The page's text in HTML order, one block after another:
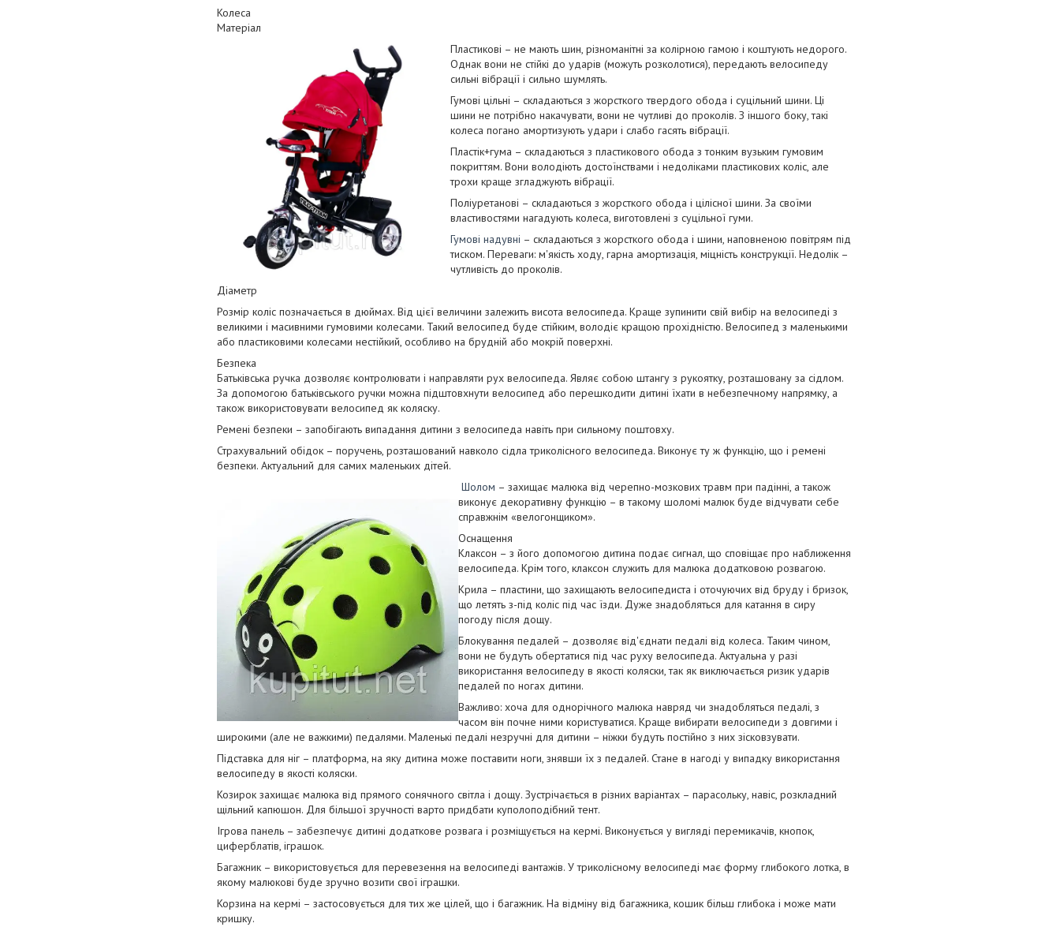
Колеса
Матеріал
Пластикові – не мають шин, різноманітні за колірною гамою і коштують недорого.
Однак вони не стійкі до ударів (можуть розколотися), передають велосипеду
сильні вібрації і сильно шумлять.
Гумові цільні – складаються з жорсткого твердого обода і суцільний шини. Ці
шини не потрібно накачувати, вони не чутливі до проколів. З іншого боку, такі
колеса погано амортизують удари і слабо гасять вібрації.
Пластік+гума – складаються з пластикового обода з тонким вузьким гумовим
покриттям. Вони володіють достоїнствами і недоліками пластикових коліс, але
трохи краще згладжують вібрації.
Поліуретанові – складаються з жорсткого обода і цілісної шини. За своїми
властивостями нагадують колеса, виготовлені з суцільної гуми.
Гумові надувні – складаються з жорсткого обода і шини, наповненою повітрям під
тиском. Переваги: м'якість ходу, гарна амортизація, міцність конструкції. Недолік –
чутливість до проколів.
Діаметр
Розмір коліс позначається в дюймах. Від цієї величини залежить висота велосипеда. Краще зупинити свій вибір на велосипеді з
великими і масивними гумовими колесами. Такий велосипед буде стійким, володіє кращою прохідністю. Велосипед з маленькими
або пластиковими колесами нестійкий, особливо на брудній або мокрій поверхні.
Безпека
Батьківська ручка дозволяє контролювати і направляти рух велосипеда. Являє собою штангу з рукоятку, розташовану за сідлом.
За допомогою батьківського ручки можна підштовхнути велосипед або перешкодити дитині їхати в небезпечному напрямку, а
також використовувати велосипед як коляску.
Ремені безпеки – запобігають випадання дитини з велосипеда навіть при сильному поштовху.
Страхувальний обідок – поручень, розташований навколо сідла триколісного велосипеда. Виконує ту ж функцію, що і ремені
безпеки. Актуальний для самих маленьких дітей.
Шолом – захищає малюка від черепно-мозкових травм при падінні, а також
виконує декоративну функцію – в такому шоломі малюк буде відчувати себе
справжнім «велогонщиком».
Оснащення
Клаксон – з його допомогою дитина подає сигнал, що сповіщає про наближення
велосипеда. Крім того, клаксон служить для малюка додатковою розвагою.
Крила – пластини, що захищають велосипедиста і оточуючих від бруду і бризок,
що летять з-під коліс під час їзди. Дуже знадобляться для катання в сиру
погоду після дощу.
Блокування педалей – дозволяє від'єднати педалі від колеса. Таким чином,
вони не будуть обертатися під час руху велосипеда. Актуальна у разі
використання велосипеду в якості коляски, так як виключається ризик ударів
педалей по ногах дитини.
Важливо: хоча для однорічного малюка навряд чи знадобляться педалі, з
часом він почне ними користуватися. Краще вибирати велосипеди з довгими і
широкими (але не важкими) педалями. Маленькі педалі незручні для дитини – ніжки будуть постійно з них зісковзувати.
Підставка для ніг – платформа, на яку дитина може поставити ноги, знявши їх з педалей. Стане в нагоді у випадку використання
велосипеду в якості коляски.
Козирок захищає малюка від прямого сонячного світла і дощу. Зустрічається в різних варіантах – парасольку, навіс, розкладний
щільний капюшон. Для більшої зручності варто придбати куполоподібний тент.
Ігрова панель – забезпечує дитині додаткове розвага і розміщується на кермі. Виконується у вигляді перемикачів, кнопок,
циферблатів, іграшок.
Багажник – використовується для перевезення на велосипеді вантажів. У триколісному велосипеді має форму глибокого лотка, в
якому малюкові буде зручно возити свої іграшки.
Корзина на кермі – застосовується для тих же цілей, що і багажник. На відміну від багажника, кошик більш глибока і може мати
кришку.